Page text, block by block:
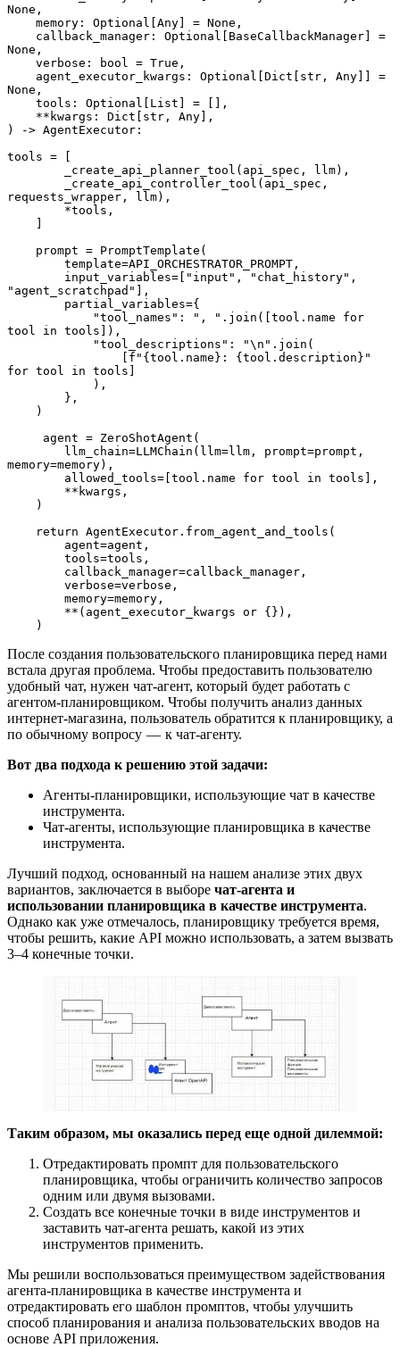
None,
    memory: Optional[Any] = None,
None,
    verbose: bool = True,
None,
    tools: Optional[List] = [],
    **kwargs: Dict[str, Any],
) -> AgentExecutor:
tools = [
        _create_api_planner_tool(api_spec, llm),
requests_wrapper, llm),
        *tools,
    prompt = PromptTemplate(
        template=API_ORCHESTRATOR_PROMPT,
"agent_scratchpad"],
        partial_variables={
tool in tools]),
            "tool_descriptions": "\n".join(
for tool in tools]
            ),
        },
    )
     agent = ZeroShotAgent(
memory=memory),
        allowed_tools=[tool.name for tool in tools],
        **kwargs,
    )
    return AgentExecutor.from_agent_and_tools(
        agent=agent,
        tools=tools,
        callback_manager=callback_manager,
        verbose=verbose,
        memory=memory,
        **(agent_executor_kwargs or {}),
    )
После создания пользовательского планировщика перед нами
встала другая проблема. Чтобы предоставить пользователю
удобный чат, нужен чат-агент, который будет работать с
агентом-планировщиком. Чтобы получить анализ данных
интернет-магазина, пользователь обратится к планировщику, а
по обычному вопросу — к чат-агенту.
Вот два подхода к решению этой задачи:
Агенты-планировщики, использующие чат в качестве
инструмента.
Чат-агенты, использующие планировщика в качестве
инструмента.
Лучший подход, основанный на нашем анализе этих двух
вариантов, заключается в выборе чат-агента и
использовании планировщика в качестве инструмента.
Однако как уже отмечалось, планировщику требуется время,
чтобы решить, какие API можно использовать, а затем вызвать
3–4 конечные точки.
Таким образом, мы оказались перед еще одной дилеммой:
Отредактировать промпт для пользовательского
планировщика, чтобы ограничить количество запросов
одним или двумя вызовами.
Создать все конечные точки в виде инструментов и
заставить чат-агента решать, какой из этих
инструментов применить.
Мы решили воспользоваться преимуществом задействования
агента-планировщика в качестве инструмента и
отредактировать его шаблон промптов, чтобы улучшить
способ планирования и анализа пользовательских вводов на
основе API приложения.